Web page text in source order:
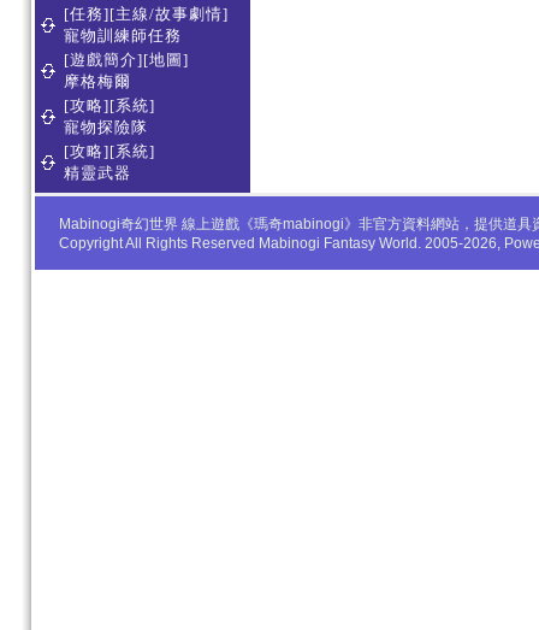
[任務][主線/故事劇情]
寵物訓練師任務
[遊戲簡介][地圖]
摩格梅爾
[攻略][系統]
寵物探險隊
[攻略][系統]
精靈武器
Mabinogi奇幻世界 線上遊戲《瑪奇mabinogi》非官方資料網站，提供道
Copyright All Rights Reserved Mabinogi Fantasy World. 2005-2026,